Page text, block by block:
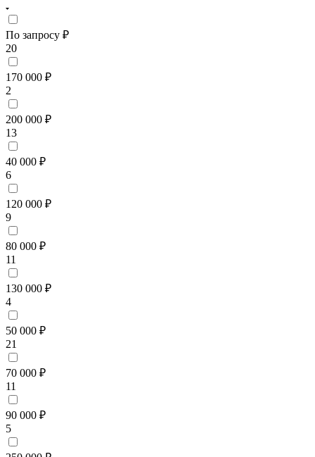
По запросу ₽
20
170 000 ₽
2
200 000 ₽
13
40 000 ₽
6
120 000 ₽
9
80 000 ₽
11
130 000 ₽
4
50 000 ₽
21
70 000 ₽
11
90 000 ₽
5